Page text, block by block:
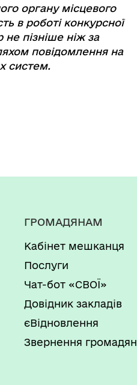
органу місцевого
в роботі конкурсної
не пізніше ніж за
повідомлення на
систем.
ГРОМАДЯНАМ
Кабінет мешканця
Послуги
Чат-бот «СВОЇ»
Довідник закладів
єВідновлення
Звернення громадян